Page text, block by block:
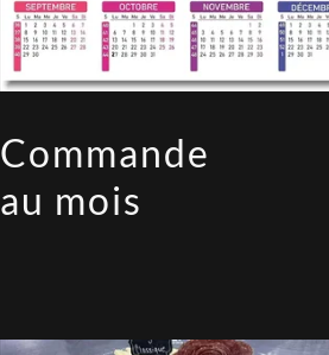
Commande
au mois